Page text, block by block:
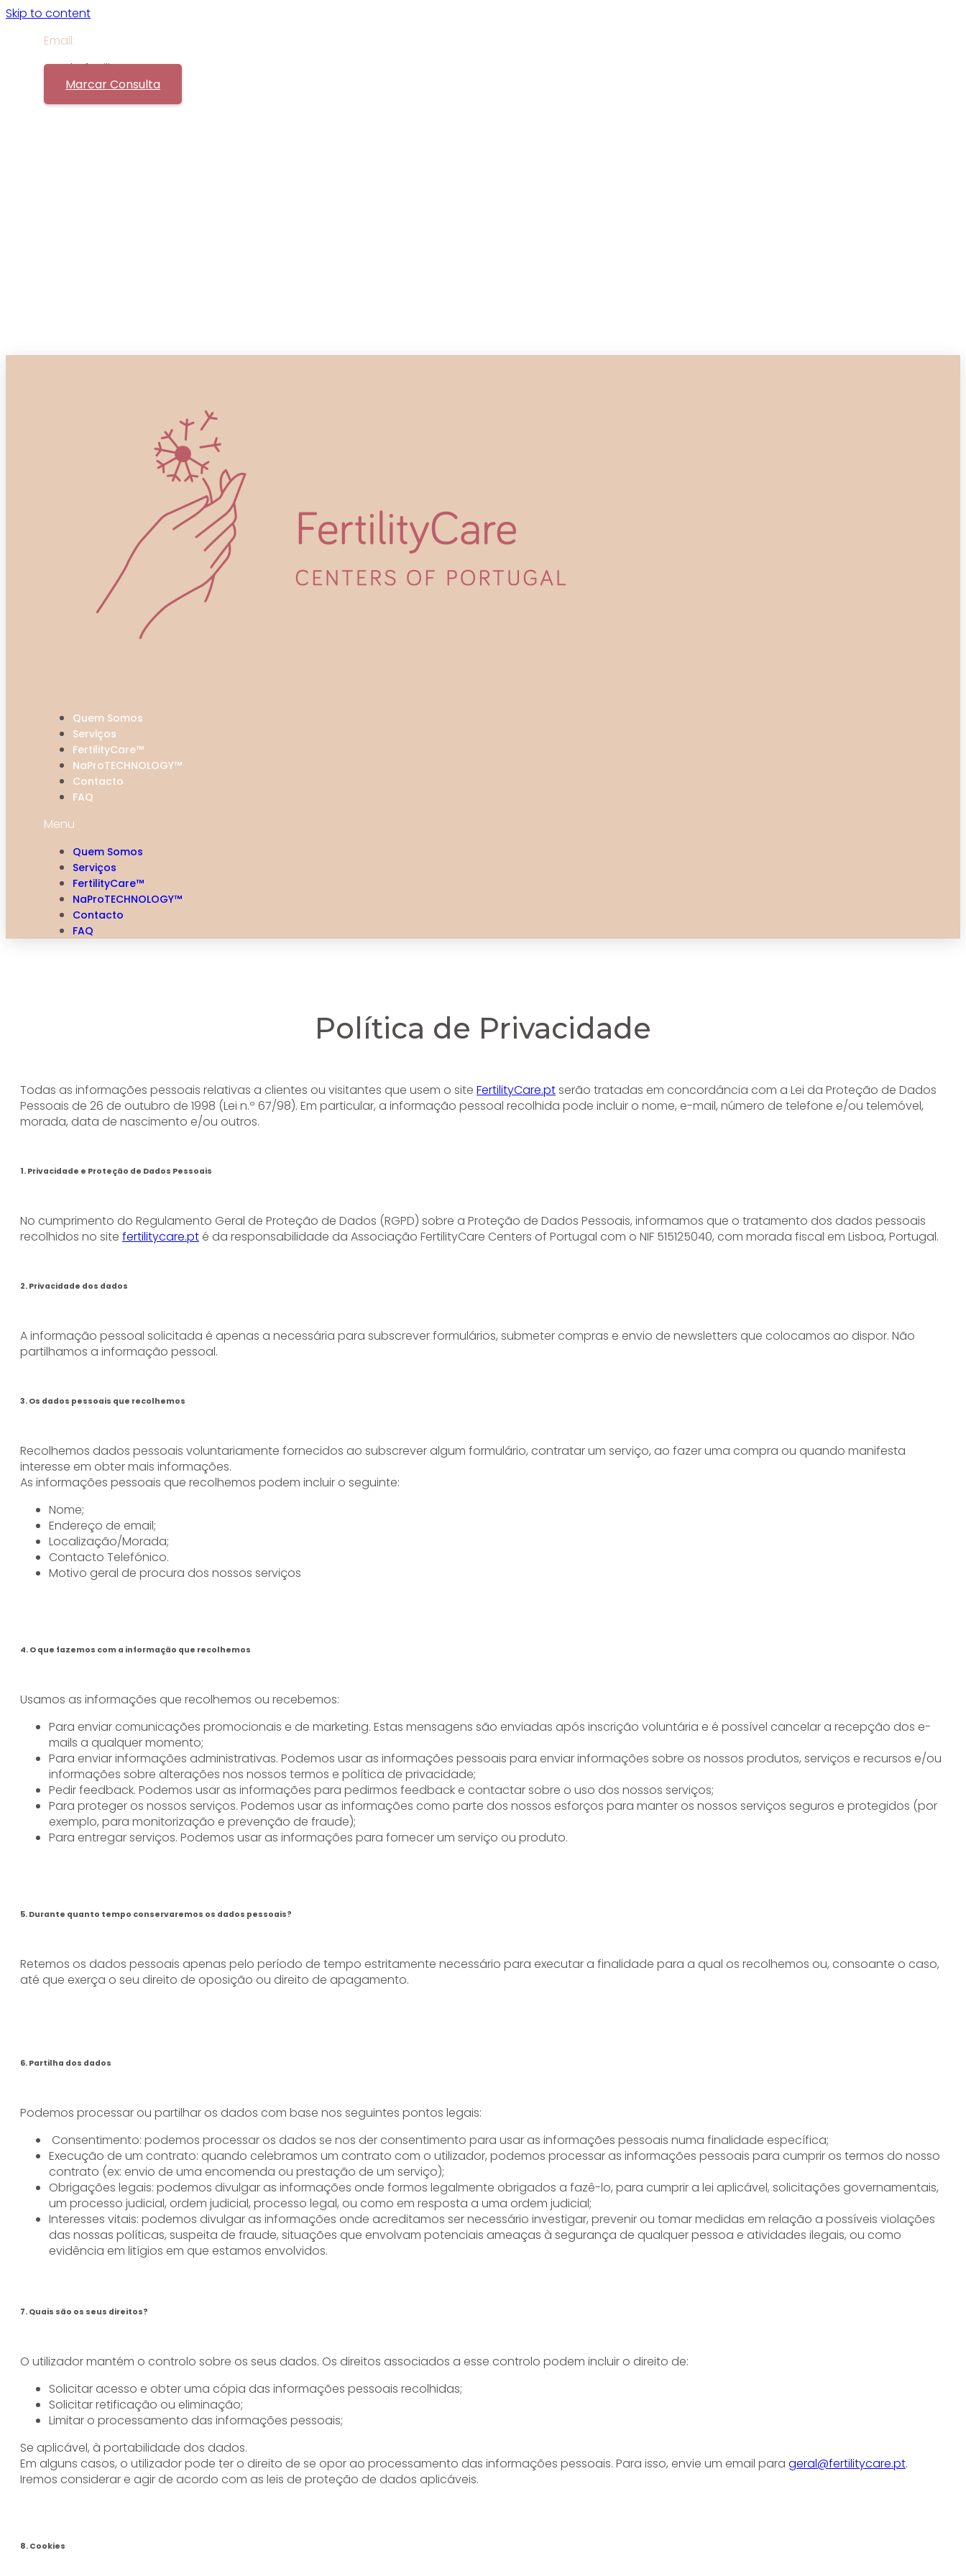
Skip to content
Email:
geral@fertilitycare.pt
Marcar Consulta
Quem Somos
Serviços
FertilityCare™
NaProTECHNOLOGY™
Contacto
FAQ
Menu
Quem Somos
Serviços
FertilityCare™
NaProTECHNOLOGY™
Contacto
FAQ
Política de Privacidade
Todas as informações pessoais relativas a clientes ou visitantes que usem o site FertilityCare.ptserão tratadas em concordância com a Lei da Proteção de Dados
Pessoais de 26 de outubro de 1998 (Lei n.º 67/98). Em particular, a informação pessoal recolhida pode incluir o nome, e-mail, número de telefone e/ou telemóvel,
morada, data de nascimento e/ou outros.
1. Privacidade e Proteção de Dados Pessoais
No cumprimento do Regulamento Geral de Proteção de Dados (RGPD) sobre a Proteção de Dados Pessoais, informamos que o tratamento dos dados pessoais
recolhidos no site fertilitycare.pt é da responsabilidade da Associação FertilityCare Centers of Portugal com o NIF 515125040, com morada fiscal em Lisboa, Portugal.
2. Privacidade dos dados
A informação pessoal solicitada é apenas a necessária para subscrever formulários, submeter compras e envio de newsletters que colocamos ao dispor. Não
partilhamos a informação pessoal.
3. Os dados pessoais que recolhemos
Recolhemos dados pessoais voluntariamente fornecidos ao subscrever algum formulário, contratar um serviço, ao fazer uma compra ou quando manifesta
interesse em obter mais informações.
As informações pessoais que recolhemos podem incluir o seguinte:
Nome;
Endereço de email;
Localização/Morada;
Contacto Telefónico.
Motivo geral de procura dos nossos serviços
4. O que fazemos com a informação que recolhemos
Usamos as informações que recolhemos ou recebemos:
Para enviar comunicações promocionais e de marketing. Estas mensagens são enviadas após inscrição voluntária e é possível cancelar a recepção dos e-
mails a qualquer momento;
Para enviar informações administrativas. Podemos usar as informações pessoais para enviar informações sobre os nossos produtos, serviços e recursos e/ou
informações sobre alterações nos nossos termos e política de privacidade;
Pedir feedback. Podemos usar as informações para pedirmos feedback e contactar sobre o uso dos nossos serviços;
Para proteger os nossos serviços. Podemos usar as informações como parte dos nossos esforços para manter os nossos serviços seguros e protegidos (por
exemplo, para monitorização e prevenção de fraude);
Para entregar serviços. Podemos usar as informações para fornecer um serviço ou produto.
5. Durante quanto tempo conservaremos os dados pessoais?
Retemos os dados pessoais apenas pelo período de tempo estritamente necessário para executar a finalidade para a qual os recolhemos ou, consoante o caso,
até que exerça o seu direito de oposição ou direito de apagamento.
6. Partilha dos dados
Podemos processar ou partilhar os dados com base nos seguintes pontos legais:
Consentimento: podemos processar os dados se nos der consentimento para usar as informações pessoais numa finalidade específica;
Execução de um contrato: quando celebramos um contrato com o utilizador, podemos processar as informações pessoais para cumprir os termos do nosso
contrato (ex: envio de uma encomenda ou prestação de um serviço);
Obrigações legais: podemos divulgar as informações onde formos legalmente obrigados a fazê-lo, para cumprir a lei aplicável, solicitações governamentais,
um processo judicial, ordem judicial, processo legal, ou como em resposta a uma ordem judicial;
Interesses vitais: podemos divulgar as informações onde acreditamos ser necessário investigar, prevenir ou tomar medidas em relação a possíveis violações
das nossas políticas, suspeita de fraude, situações que envolvam potenciais ameaças à segurança de qualquer pessoa e atividades ilegais, ou como
evidência em litígios em que estamos envolvidos.
7. Quais são os seus direitos?
O utilizador mantém o controlo sobre os seus dados. Os direitos associados a esse controlo podem incluir o direito de:
Solicitar acesso e obter uma cópia das informações pessoais recolhidas;
Solicitar retificação ou eliminação;
Limitar o processamento das informações pessoais;
Se aplicável, à portabilidade dos dados.
Em alguns casos, o utilizador pode ter o direito de se opor ao processamento das informações pessoais. Para isso, envie um email para geral@fertilitycare.pt.
Iremos considerar e agir de acordo com as leis de proteção de dados aplicáveis.
8. Cookies